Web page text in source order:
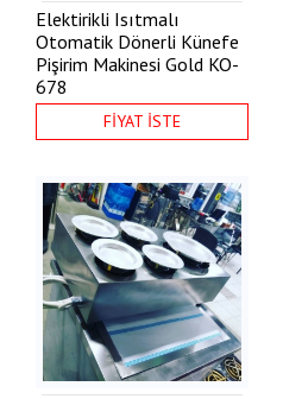
Elektirikli Isıtmalı
Otomatik Dönerli Künefe
Pişirim Makinesi Gold KO-
678
FİYAT İSTE